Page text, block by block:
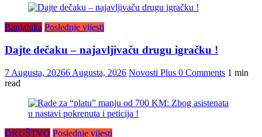
Banjaluka Poslednje vijesti
Dajte dečaku – najavljivaču drugu igračku !
7 Augusta, 20266 Augusta, 2026 Novosti Plus 0 Comments 1 min
read
DRUŠTVO Poslednje vijesti